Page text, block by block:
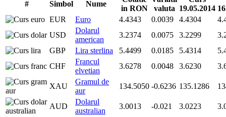
# Simbol Nume
in RON
valuta 19.05.2014
EUR
Euro 4.4343 0.0039 4.4304
USD
Dolarul
american
3.2374 0.0075 3.2299
GBP
Lira sterlina 5.4499 0.0185 5.4314
CHF
Francul
elvetian
3.6278 0.0048 3.6230
XAU
Gramul de
aur
134.5050 -0.6236 135.1286
AUD
Dolarul
australian
3.0013 -0.021 3.0223